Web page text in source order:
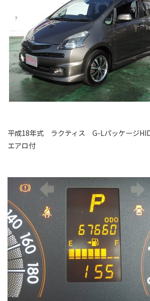
平成18年式 ラクティス G-Lパッケージ
エアロ付